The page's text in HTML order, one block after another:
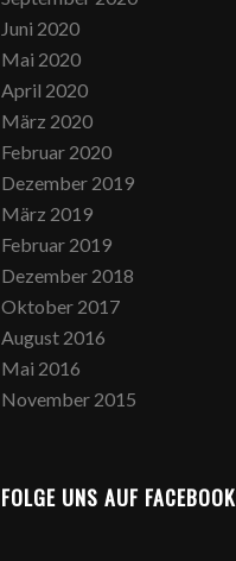
Juni 2020
Mai 2020
April 2020
März 2020
Februar 2020
Dezember 2019
März 2019
Februar 2019
Dezember 2018
Oktober 2017
August 2016
Mai 2016
November 2015
FOLGE UNS AUF FACEBOOK